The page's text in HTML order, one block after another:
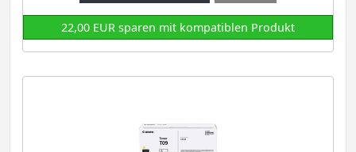
22,00 EUR sparen mit kompatiblen Produkt